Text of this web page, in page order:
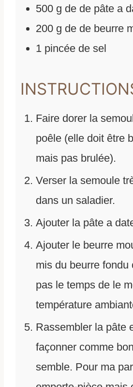
500 g de de pâte a
200 g de de beurre
1 pincée de sel
Faire dorer la
poêle (elle doit être
mais pas brulée).
Verser la semoule
dans un saladier.
Ajouter la pâte a
Ajouter le beurre
mis du beurre fondu
pas le temps de le
température
Rassembler la pâte
façonner comme
semble. Pour ma